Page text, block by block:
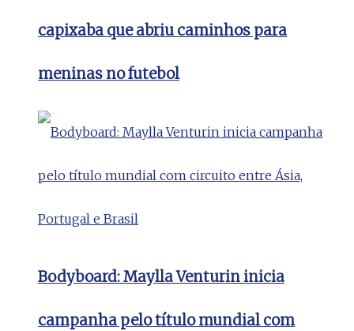
capixaba que abriu caminhos para
meninas no futebol
Bodyboard: Maylla Venturin inicia
campanha pelo título mundial com